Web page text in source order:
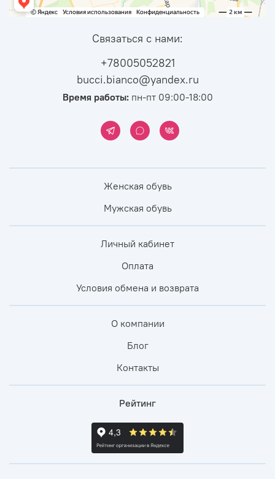
Связаться с нами:
+78005052821
bucci.bianco@yandex.ru
Время работы:пн-пт 09:00-18:00
Женская обувь
Мужская обувь
Личный кабинет
Оплата
Условия обмена и возврата
О компании
Блог
Контакты
Рейтинг